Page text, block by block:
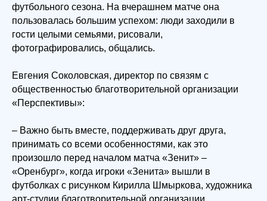
футбольного сезона. На вчерашнем матче она
пользовалась большим успехом: люди заходили в
гости целыми семьями, рисовали,
фотографировались, общались.
Евгения Соколовская, директор по связям с
общественностью благотворительной организации
«Перспективы»:
– Важно быть вместе, поддерживать друг друга,
принимать со всеми особенностями, как это
произошло перед началом матча «Зенит» –
«Оренбург», когда игроки «Зенита» вышли в
футболках с рисунком Кирилла Шмыркова, художника
арт-студии благотворительной организации